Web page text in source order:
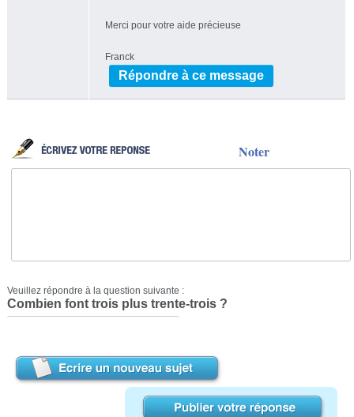
Merci pour votre aide précieuse
Franck
Répondre à ce message
Noter
Veuillez répondre à la question suivante :
Combien font trois plus trente-trois ?